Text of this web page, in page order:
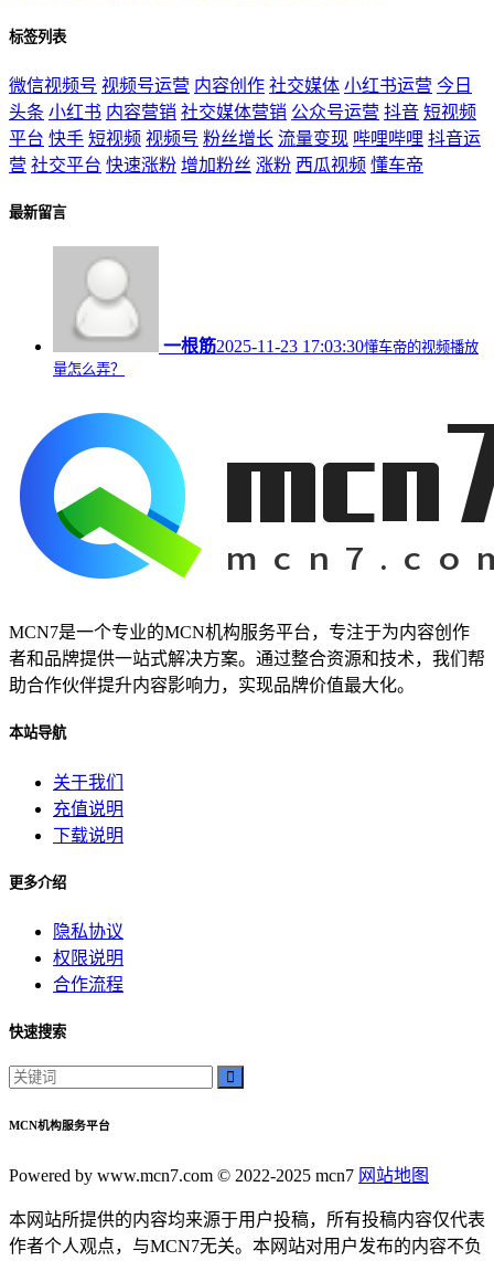
标签列表
微信视频号 视频号运营 内容创作 社交媒体 小红书运营 今日
头条 小红书 内容营销 社交媒体营销 公众号运营 抖音 短视频
平台 快手 短视频 视频号 粉丝增长 流量变现 哔哩哔哩 抖音运
营 社交平台 快速涨粉 增加粉丝 涨粉 西瓜视频 懂车帝
最新留言
一根筋2025-11-23 17:03:30懂车帝的视频播放
量怎么弄？
MCN7是一个专业的MCN机构服务平台，专注于为内容创作
者和品牌提供一站式解决方案。通过整合资源和技术，我们帮
助合作伙伴提升内容影响力，实现品牌价值最大化。
本站导航
关于我们
充值说明
下载说明
更多介绍
隐私协议
权限说明
合作流程
快速搜索
MCN机构服务平台
Powered by www.mcn7.com © 2022-2025 mcn7 网站地图
本网站所提供的内容均来源于用户投稿，所有投稿内容仅代表
作者个人观点，与MCN7无关。本网站对用户发布的内容不负